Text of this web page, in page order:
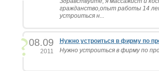
гражданство,опыт работы 14
устроиться н...
08.09
2011
Нужно устроиться в фирму по
Нужно устроиться в фирму по